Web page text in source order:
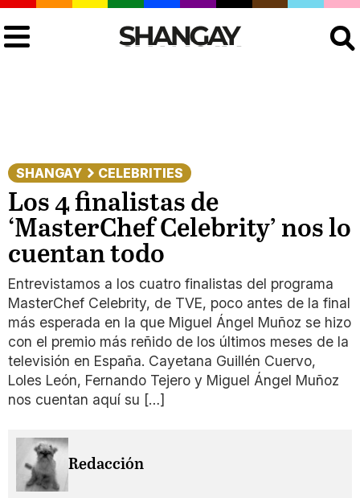
SHANGAY CELEBRITIES
Los 4 finalistas de
‘MasterChef Celebrity’ nos lo
cuentan todo
Entrevistamos a los cuatro finalistas del programa
MasterChef Celebrity, de TVE, poco antes de la final
más esperada en la que Miguel Ángel Muñoz se hizo
con el premio más reñido de los últimos meses de la
televisión en España. Cayetana Guillén Cuervo,
Loles León, Fernando Tejero y Miguel Ángel Muñoz
nos cuentan aquí su […]
Redacción